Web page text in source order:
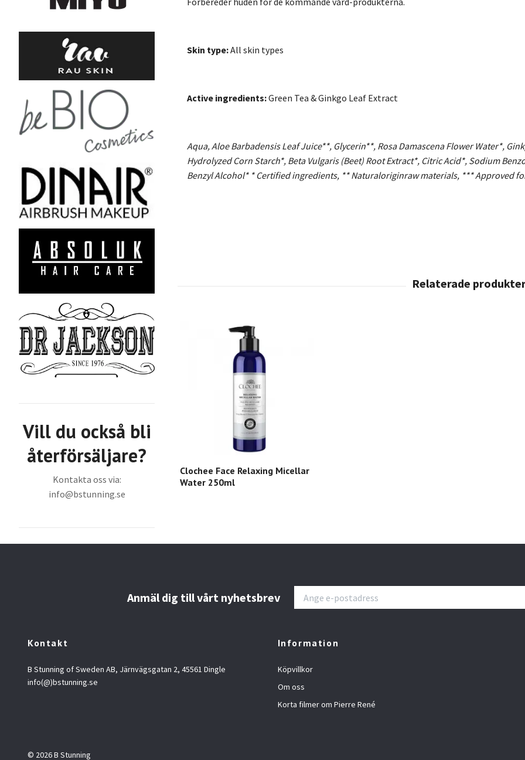
Vill du också bli
återförsäljare?
Kontakta oss via:
info@bstunning.se
Skin type:All skin types
Active ingredients:Green Tea & Ginkgo Leaf Extract
Aqua, Aloe Barbadensis Leaf Juice**, Glycerin**, Rosa Damascena Flower Water*,
Hydrolyzed Corn Starch*, Beta Vulgaris (Beet) Root Extract*, Citric Acid*, Sodium
Benzyl Alcohol* * Certified ingredients, ** Naturaloriginraw materials, *** Approved
Clochee Face Relaxing Micellar
Water 250ml
Anmäl dig till vårt nyhetsbrev
Kontakt
B Stunning of Sweden AB, Järnvägsgatan 2, 45561 Dingle
info(@)bstunning.se
Information
Köpvillkor
Om oss
Korta filmer om Pierre René
© 2026 B Stunning